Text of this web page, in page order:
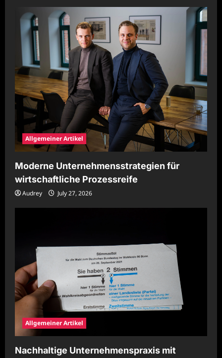
Allgemeiner Artikel
Moderne Unternehmensstrategien für
wirtschaftliche Prozessreife
Audrey July 27, 2026
Allgemeiner Artikel
Nachhaltige Unternehmenspraxis mit